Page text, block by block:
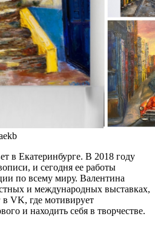
в Екатеринбурге. В 2018 году
и сегодня ее работы
по всему миру. Валентина
и международных выставках,
в VK, где мотивирует
и находить себя в творчестве.